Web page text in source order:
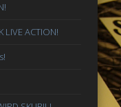
LIVE ACTION!